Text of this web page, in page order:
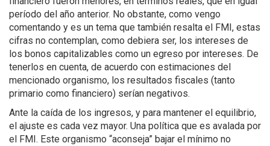
período del año anterior. No obstante, como vengo
comentando y es un tema que también resalta el FMI, estas
cifras no contemplan, como debiera ser, los intereses de
los bonos capitalizables como un egreso por intereses. De
tenerlos en cuenta, de acuerdo con estimaciones del
mencionado organismo, los resultados fiscales (tanto
primario como financiero) serían negativos.
Ante la caída de los ingresos, y para mantener el equilibrio,
el ajuste es cada vez mayor. Una política que es avalada por
el FMI. Este organismo “aconseja” bajar el mínimo no